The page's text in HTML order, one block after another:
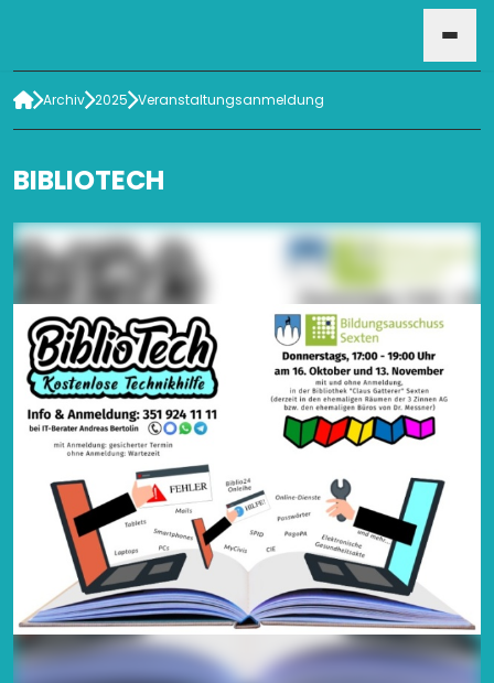
HOME
Archiv 2025 Veranstaltungsanmeldung
BIBLIOTECH